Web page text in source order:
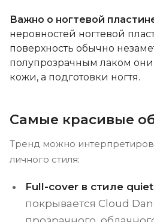
Важно о ногтевой
неровностей ногтевой
поверхность обычно
полупрозрачным лаком они
кожи, а подготовки ногтя.
Самые красивые
Тренд можно
личного стиля:
Full-cover в стиле
покрывается Cloud